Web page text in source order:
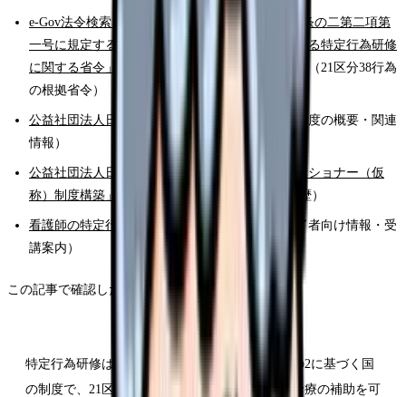
e-Gov法令検索「保健師助産師看護師法第三十七条の二第二項第
一号に規定する特定行為及び同項第四号に規定する特定行為研修
に関する省令」（平成27年厚生労働省令第33号）
（21区分38行為
の根拠省令）
公益社団法人日本看護協会「特定行為研修」
（制度の概要・関連
情報）
公益社団法人日本看護協会「ナース・プラクティショナー（仮
称）制度構築」
（NP制度の検討状況・要望書履歴）
看護師の特定行為研修制度ポータルサイト
（修了者向け情報・受
講案内）
この記事で確認したいポイントは、次の通りです。
特定行為研修は、保健師助産師看護師法第37条の2に基づく国
の制度で、21区分38行為について手順書による診療の補助を可